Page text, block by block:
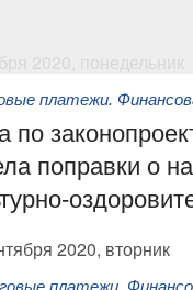
платежи.
по
поправки о
2020, вторник
платежи.